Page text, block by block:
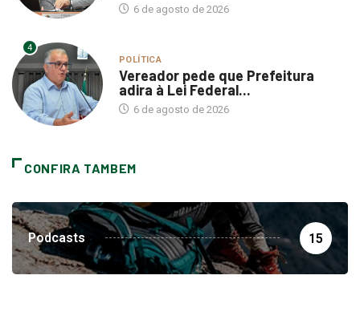
6 de agosto de 2026
4
POLÍTICA
Vereador pede que Prefeitura
adira à Lei Federal...
6 de agosto de 2026
CONFIRA TAMBEM
Podcasts 15